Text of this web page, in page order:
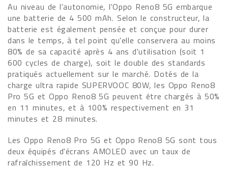
Au niveau de l'autonomie, l'Oppo Reno8 5G embarque
une batterie de 4 500 mAh. Selon le constructeur, la
batterie est également pensée et conçue pour durer
dans le temps, à tel point qu'elle conservera au moins
80% de sa capacité après 4 ans d'utilisation (soit 1
600 cycles de charge), soit le double des standards
pratiqués actuellement sur le marché. Dotés de la
charge ultra rapide SUPERVOOC 80W, les Oppo Reno8
Pro 5G et Oppo Reno8 5G peuvent être chargés à 50%
en 11 minutes, et à 100% respectivement en 31
minutes et 28 minutes.
Les Oppo Reno8 Pro 5G et Oppo Reno8 5G sont tous
deux équipés d'écrans AMOLED avec un taux de
rafraîchissement de 120 Hz et 90 Hz.